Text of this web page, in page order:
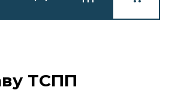
ТСПП